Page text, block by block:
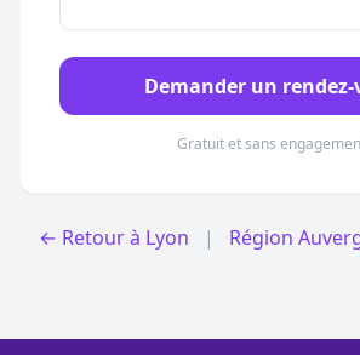
Demander un rendez-
Gratuit et sans
← Retour à Lyon | Région